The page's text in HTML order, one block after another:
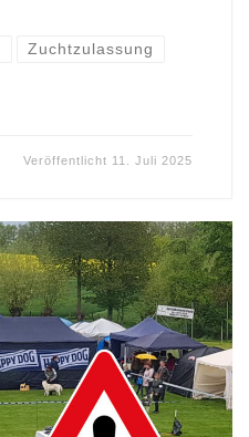
Zuchtzulassung
Veröffentlicht 11. Juli 2025